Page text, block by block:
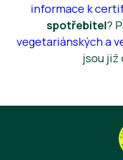
informace k
spotřebitel?
vegetariánských a
jsou již